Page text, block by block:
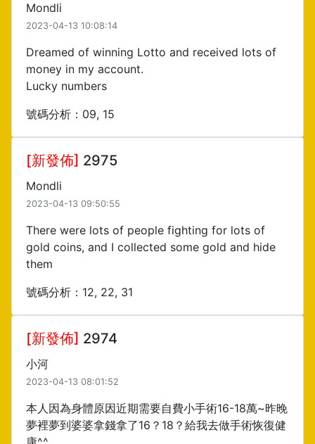
Mondli
2023-04-13 10:08:14
Dreamed of winning Lotto and received lots of
money in my account.
Lucky numbers
號碼分析：09, 15
[新發佈] 2975
Mondli
2023-04-13 09:50:55
There were lots of people fighting for lots of
gold coins, and I collected some gold and hide
them
號碼分析：12, 22, 31
[新發佈] 2974
小河
2023-04-13 08:01:52
本人因為身體原因近期需要自費小手術16-18萬~昨晚
夢裡夢到婆婆拿錢拿了16？18？給我去做手術恢復健